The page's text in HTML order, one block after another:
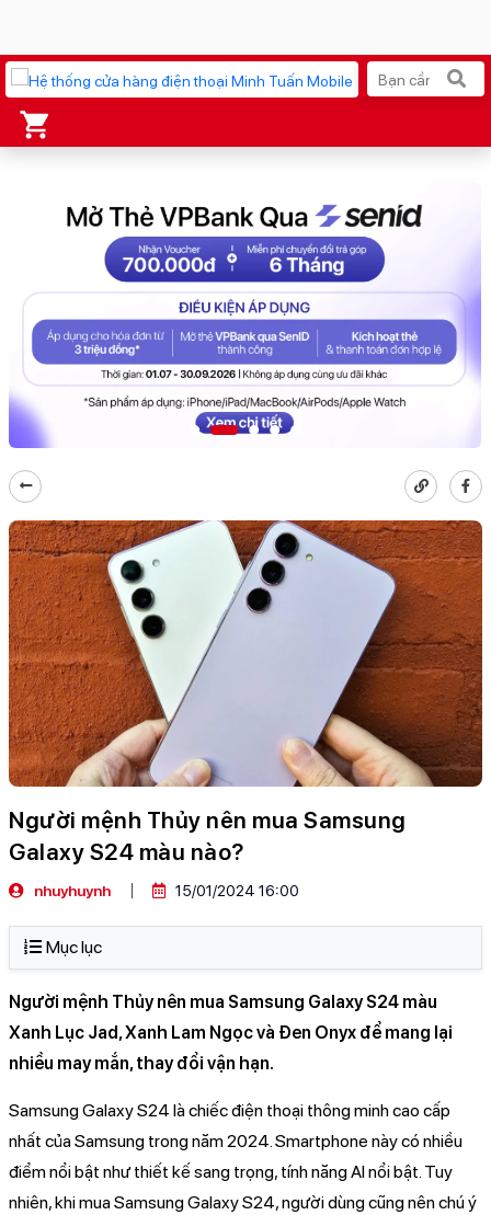
iPhone 17 Pro Max MacBook Neo giá tốt
AirTag 2 Mới Galaxy Z8 Series
Apple Watch S11 Ốp lưng Pitaka
Osmo Pocket 4 Ốp lưng Apple
Người mệnh Thủy nên mua Samsung
Galaxy S24 màu nào?
nhuyhuynh 15/01/2024 16:00
Mục lục
Người mệnh Thủy nên mua Samsung Galaxy S24 màu
Xanh Lục Jad, Xanh Lam Ngọc và Đen Onyx để mang lại
nhiều may mắn, thay đổi vận hạn.
Samsung Galaxy S24 là chiếc điện thoại thông minh cao cấp
nhất của Samsung trong năm 2024. Smartphone này có nhiều
điểm nổi bật như thiết kế sang trọng, tính năng AI nổi bật. Tuy
nhiên, khi mua Samsung Galaxy S24, người dùng cũng nên chú ý